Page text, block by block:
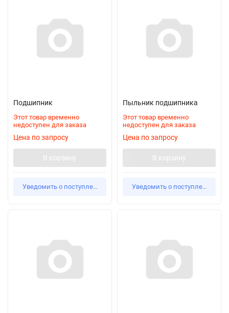
Подшипник
Этот товар временно
недоступен для заказа
Цена по запросу
В корзину
Уведомить о поступлении
Пыльник подшипника
Этот товар временно
недоступен для заказа
Цена по запросу
В корзину
Уведомить о поступлении